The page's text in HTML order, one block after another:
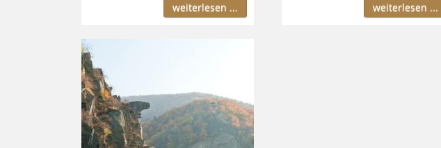
weiterlesen ... weiterlesen ...